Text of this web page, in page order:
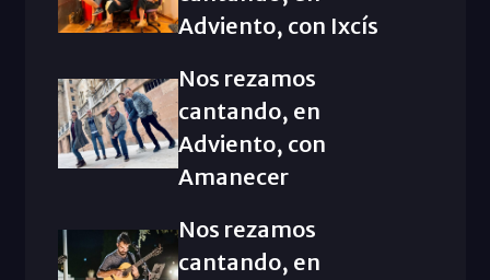
Adviento, con Ixcís
Nos rezamos
cantando, en
Adviento, con
Amanecer
Nos rezamos
cantando, en